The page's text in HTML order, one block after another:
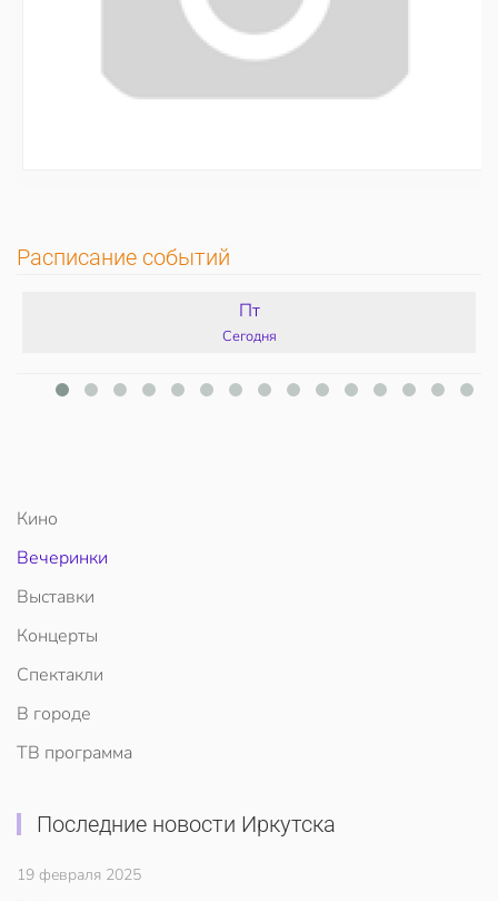
Расписание событий
Пт
Сегодня
Кино
Вечеринки
Выставки
Концерты
Спектакли
В городе
ТВ программа
Последние новости Иркутска
19 февраля 2025